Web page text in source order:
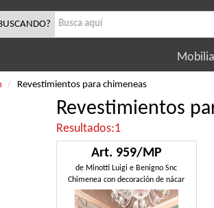
Revestimientos para chimeneas
Revestimientos
Resultados:1
Art. 959/MP
de Minotti Luigi e Benigno Snc
Chimenea con decoración de nácar